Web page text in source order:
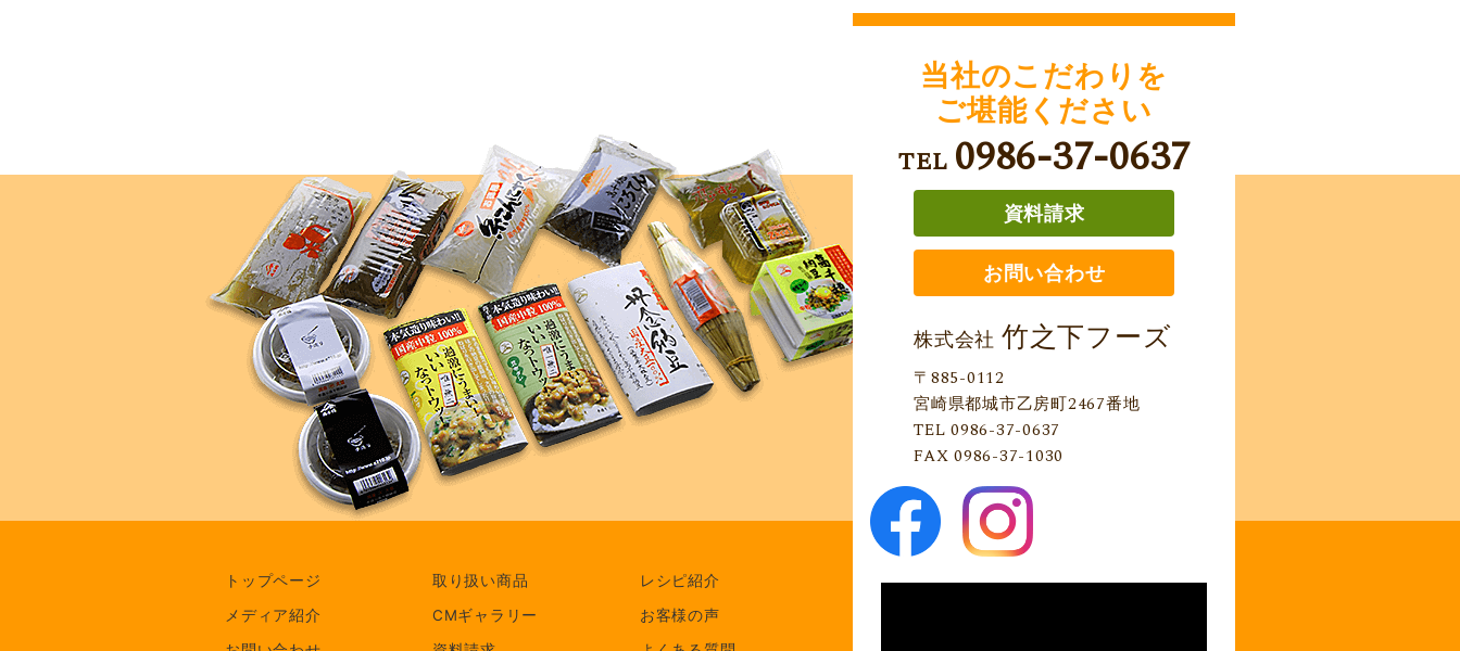
当社のこだわりを
ご堪能ください
TEL 0986-37-0637
資料請求
お問い合わせ
株式会社 竹之下フーズ
〒885-0112
宮崎県都城市乙房町2467番地
TEL 0986-37-0637
FAX 0986-37-1030
トップページ 取り扱い商品
レシピ紹介
メディア紹介
CMギャラリー
お客様の声